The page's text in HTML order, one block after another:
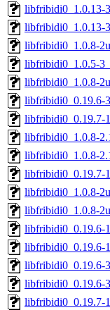
libfribidi0_1.0.13-
libfribidi0_1.0.13-
libfribidi0_1.0.8-
libfribidi0_1.0.5-
libfribidi0_1.0.8-
libfribidi0_0.19.6-
libfribidi0_0.19.7-
libfribidi0_1.0.8-
libfribidi0_1.0.8-
libfribidi0_0.19.7-
libfribidi0_1.0.8-
libfribidi0_1.0.8-
libfribidi0_0.19.6-
libfribidi0_0.19.6-
libfribidi0_0.19.6-
libfribidi0_0.19.6-
libfribidi0_0.19.7-